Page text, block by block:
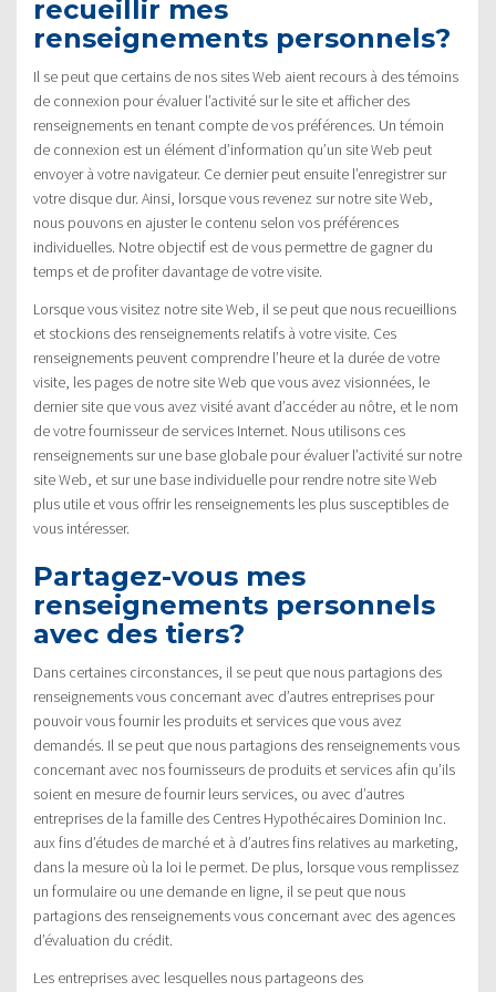
recueillir mes
renseignements personnels?
Il se peut que certains de nos sites Web aient recours à des témoins
de connexion pour évaluer l’activité sur le site et afficher des
renseignements en tenant compte de vos préférences. Un témoin
de connexion est un élément d’information qu’un site Web peut
envoyer à votre navigateur. Ce dernier peut ensuite l’enregistrer sur
votre disque dur. Ainsi, lorsque vous revenez sur notre site Web,
nous pouvons en ajuster le contenu selon vos préférences
individuelles. Notre objectif est de vous permettre de gagner du
temps et de profiter davantage de votre visite.
Lorsque vous visitez notre site Web, il se peut que nous recueillions
et stockions des renseignements relatifs à votre visite. Ces
renseignements peuvent comprendre l’heure et la durée de votre
visite, les pages de notre site Web que vous avez visionnées, le
dernier site que vous avez visité avant d’accéder au nôtre, et le nom
de votre fournisseur de services Internet. Nous utilisons ces
renseignements sur une base globale pour évaluer l’activité sur notre
site Web, et sur une base individuelle pour rendre notre site Web
plus utile et vous offrir les renseignements les plus susceptibles de
vous intéresser.
Partagez-vous mes
renseignements personnels
avec des tiers?
Dans certaines circonstances, il se peut que nous partagions des
renseignements vous concernant avec d’autres entreprises pour
pouvoir vous fournir les produits et services que vous avez
demandés. Il se peut que nous partagions des renseignements vous
concernant avec nos fournisseurs de produits et services afin qu’ils
soient en mesure de fournir leurs services, ou avec d’autres
entreprises de la famille des Centres Hypothécaires Dominion Inc.
aux fins d’études de marché et à d’autres fins relatives au marketing,
dans la mesure où la loi le permet. De plus, lorsque vous remplissez
un formulaire ou une demande en ligne, il se peut que nous
partagions des renseignements vous concernant avec des agences
d’évaluation du crédit.
Les entreprises avec lesquelles nous partageons des